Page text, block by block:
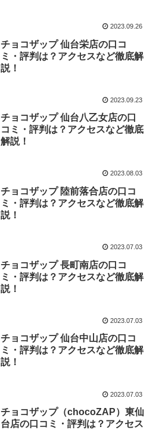
2023.09.26
チョコザップ 仙台栄店の口コ
ミ・評判は？アクセスなど徹底解
説！
2023.09.23
チョコザップ 仙台八乙女店の口
コミ・評判は？アクセスなど徹底
解説！
2023.08.03
チョコザップ 陸前落合店の口コ
ミ・評判は？アクセスなど徹底解
説！
2023.07.03
チョコザップ 長町南店の口コ
ミ・評判は？アクセスなど徹底解
説！
2023.07.03
チョコザップ 仙台中山店の口コ
ミ・評判は？アクセスなど徹底解
説！
2023.07.03
チョコザップ（chocoZAP）東仙
台店の口コミ・評判は？アクセス